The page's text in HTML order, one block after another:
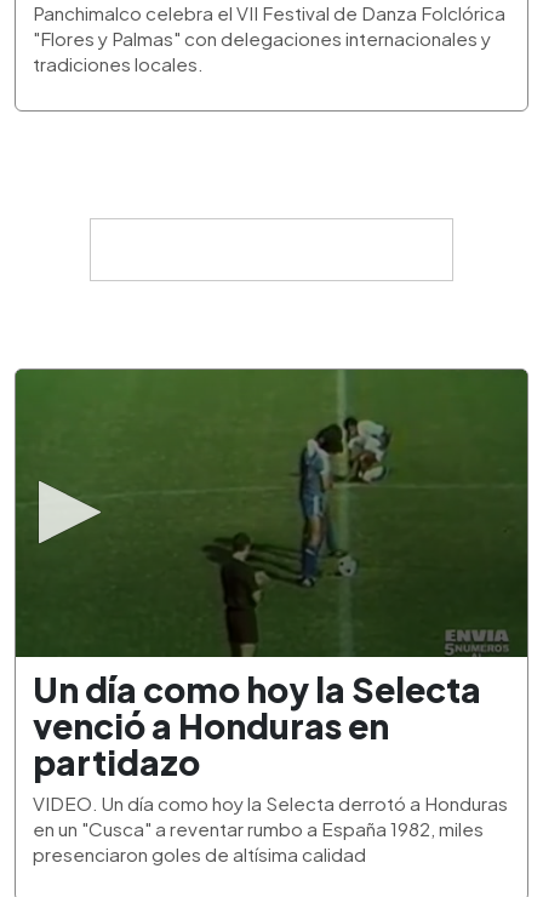
Panchimalco celebra el VII Festival de Danza Folclórica
"Flores y Palmas" con delegaciones internacionales y
tradiciones locales.
seconds
minute,
53
seconds
Un día como hoy la Selecta
venció a Honduras en
partidazo
VIDEO. Un día como hoy la Selecta derrotó a Honduras
en un "Cusca" a reventar rumbo a España 1982, miles
presenciaron goles de altísima calidad